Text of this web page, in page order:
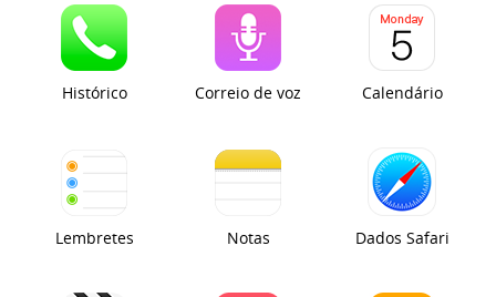
Histórico Correio de voz Calendário
Lembretes Notas Dados Safari